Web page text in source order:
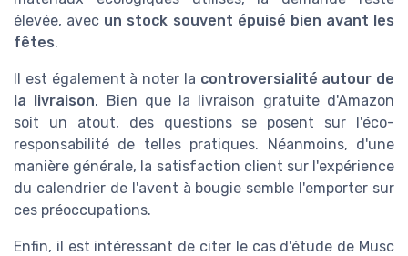
élevée, avec un stock souvent épuisé bien avant les
fêtes.
Il est également à noter la controversialité autour de
la livraison. Bien que la livraison gratuite d'Amazon
soit un atout, des questions se posent sur l'éco-
responsabilité de telles pratiques. Néanmoins, d'une
manière générale, la satisfaction client sur l'expérience
du calendrier de l'avent à bougie semble l'emporter sur
ces préoccupations.
Enfin, il est intéressant de citer le cas d'étude de Musc